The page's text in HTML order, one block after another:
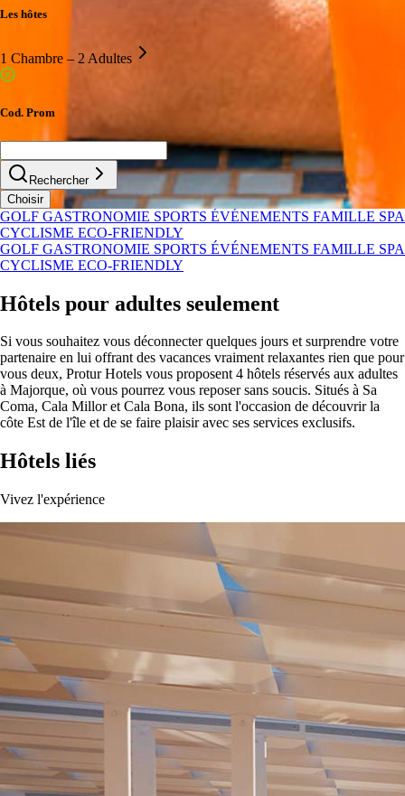
Les hôtes
1 Chambre – 2 Adultes
Cod. Prom
Rechercher
Choisir
GOLF GASTRONOMIE SPORTS ÉVÉNEMENTS FAMILLE SPA
CYCLISME ECO-FRIENDLY
GOLF GASTRONOMIE SPORTS ÉVÉNEMENTS FAMILLE SPA
CYCLISME ECO-FRIENDLY
Hôtels pour adultes seulement
Si vous souhaitez vous déconnecter quelques jours et surprendre votre
partenaire en lui offrant des vacances vraiment relaxantes rien que pour
vous deux, Protur Hotels vous proposent 4 hôtels réservés aux adultes
à Majorque, où vous pourrez vous reposer sans soucis. Situés à Sa
Coma, Cala Millor et Cala Bona, ils sont l'occasion de découvrir la
côte Est de l'île et de se faire plaisir avec ses services exclusifs.
Hôtels liés
Vivez l'expérience